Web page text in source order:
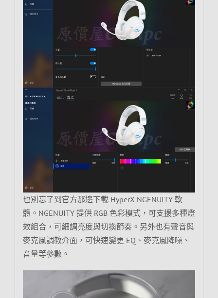
也別忘了到官方那邊下載 HyperX NGENUITY 軟
體。NGENUITY 提供 RGB 色彩模式，可支援多種燈
效組合，可細調亮度與切換節奏。另外也有聲音與
麥克風調教介面，可快速變更 EQ、麥克風降噪、
音量等參數。